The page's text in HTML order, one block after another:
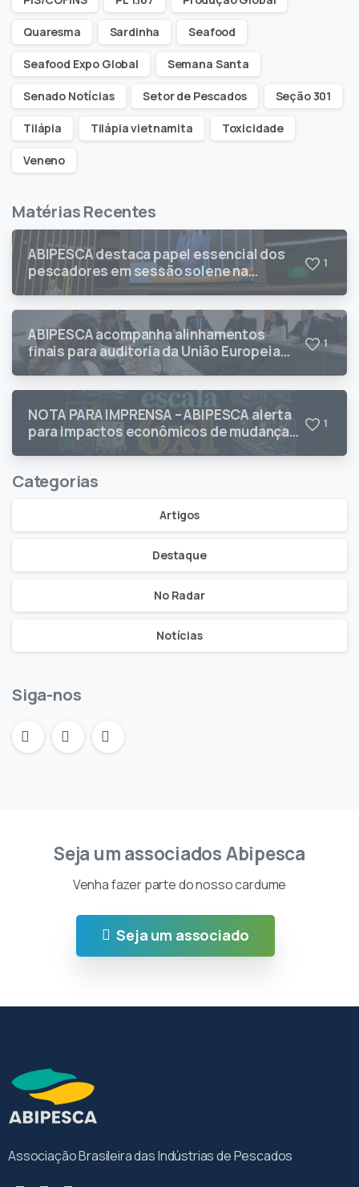
Quaresma Sardinha Seafood
Seafood Expo Global Semana Santa
Senado Notícias Setor de Pescados Seção 301
Tilápia Tilápia vietnamita Toxicidade
Veneno
Matérias Recentes
ABIPESCA destaca papel essencial dos
pescadores em sessão solene na
Câmara dos Deputados
1
ABIPESCA acompanha alinhamentos
finais para auditoria da União Europeia
sobre pescados brasileiros
1
NOTA PARA IMPRENSA – ABIPESCA alerta
para impactos econômicos de mudanças
na jornada de trabalho
1
Categorias
Artigos
Destaque
No Radar
Notícias
Siga-nos
Seja um associados Abipesca
Venha fazer parte do nosso cardume
Seja um associado
Associação Brasileira das Indústrias de Pescados